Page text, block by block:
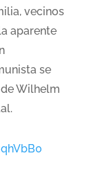
vecinos
aparente
se
Wilhelm